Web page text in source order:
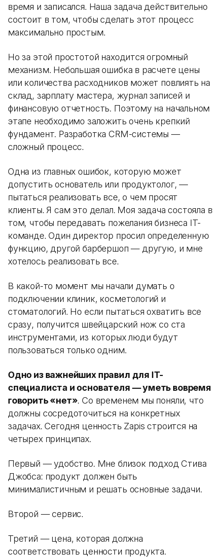
время и записался. Наша задача действительно
состоит в том, чтобы сделать этот процесс
максимально простым.
Но за этой простотой находится огромный
механизм. Небольшая ошибка в расчете цены
или количества расходников может повлиять на
склад, зарплату мастера, журнал записей и
финансовую отчетность. Поэтому на начальном
этапе необходимо заложить очень крепкий
фундамент. Разработка CRM-системы —
сложный процесс.
Одна из главных ошибок, которую может
допустить основатель или продуктолог, —
пытаться реализовать все, о чем просят
клиенты. Я сам это делал. Моя задача состояла в
том, чтобы передавать пожелания бизнеса IT-
команде. Один директор просил определенную
функцию, другой барбершоп — другую, и мне
хотелось реализовать все.
В какой-то момент мы начали думать о
подключении клиник, косметологий и
стоматологий. Но если пытаться охватить все
сразу, получится швейцарский нож со ста
инструментами, из которых люди будут
пользоваться только одним.
Одно из важнейших правил для IT-
специалиста и основателя — уметь вовремя
говорить «нет». Со временем мы поняли, что
должны сосредоточиться на конкретных
задачах. Сегодня ценность Zapis строится на
четырех принципах.
Первый — удобство. Мне близок подход Стива
Джобса: продукт должен быть
минималистичным и решать основные задачи.
Второй — сервис.
Третий — цена, которая должна
соответствовать ценности продукта.